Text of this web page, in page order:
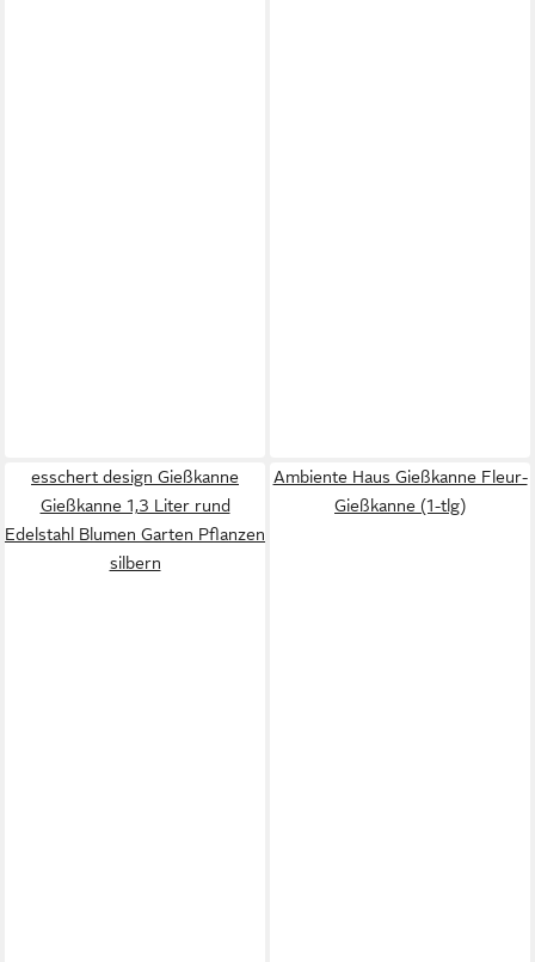
esschert design Gießkanne
Gießkanne 1,3 Liter rund
Edelstahl Blumen Garten Pflanzen
silbern
Ambiente Haus Gießkanne Fleur-
Gießkanne (1-tlg)